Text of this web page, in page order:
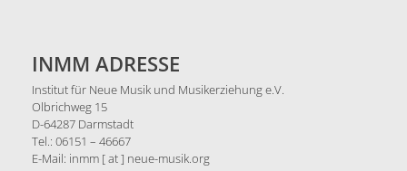
INMM ADRESSE
Institut für Neue Musik und Musikerziehung e.V.
Olbrichweg 15
D-64287 Darmstadt
Tel.: 06151 – 46667
E-Mail: inmm [ at ] neue-musik.org